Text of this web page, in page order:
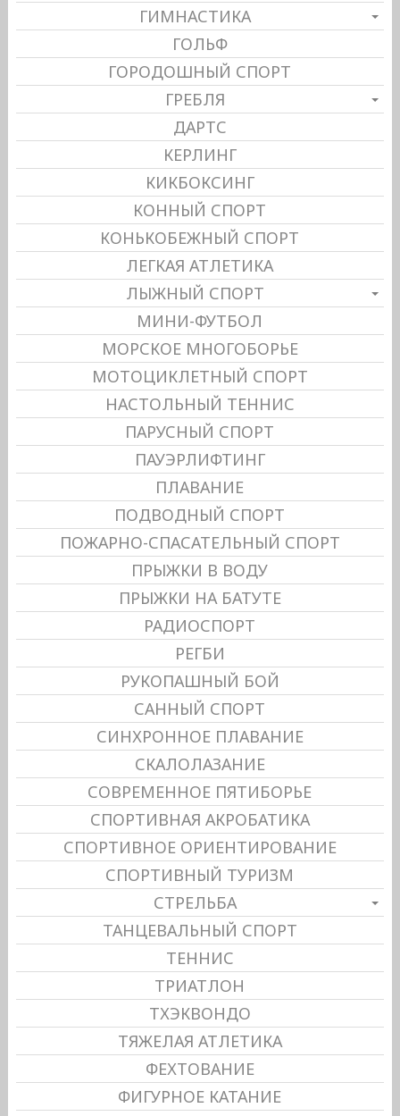
ГИМНАСТИКА
ГОЛЬФ
ГОРОДОШНЫЙ СПОРТ
ГРЕБЛЯ
ДАРТС
КЕРЛИНГ
КИКБОКСИНГ
КОННЫЙ СПОРТ
КОНЬКОБЕЖНЫЙ СПОРТ
ЛЕГКАЯ АТЛЕТИКА
ЛЫЖНЫЙ СПОРТ
МИНИ-ФУТБОЛ
МОРСКОЕ МНОГОБОРЬЕ
МОТОЦИКЛЕТНЫЙ СПОРТ
НАСТОЛЬНЫЙ ТЕННИС
ПАРУСНЫЙ СПОРТ
ПАУЭРЛИФТИНГ
ПЛАВАНИЕ
ПОДВОДНЫЙ СПОРТ
ПОЖАРНО-СПАСАТЕЛЬНЫЙ СПОРТ
ПРЫЖКИ В ВОДУ
ПРЫЖКИ НА БАТУТЕ
РАДИОСПОРТ
РЕГБИ
РУКОПАШНЫЙ БОЙ
САННЫЙ СПОРТ
СИНХРОННОЕ ПЛАВАНИЕ
СКАЛОЛАЗАНИЕ
СОВРЕМЕННОЕ ПЯТИБОРЬЕ
СПОРТИВНАЯ АКРОБАТИКА
СПОРТИВНОЕ ОРИЕНТИРОВАНИЕ
СПОРТИВНЫЙ ТУРИЗМ
СТРЕЛЬБА
ТАНЦЕВАЛЬНЫЙ СПОРТ
ТЕННИС
ТРИАТЛОН
ТХЭКВОНДО
ТЯЖЕЛАЯ АТЛЕТИКА
ФЕХТОВАНИЕ
ФИГУРНОЕ КАТАНИЕ